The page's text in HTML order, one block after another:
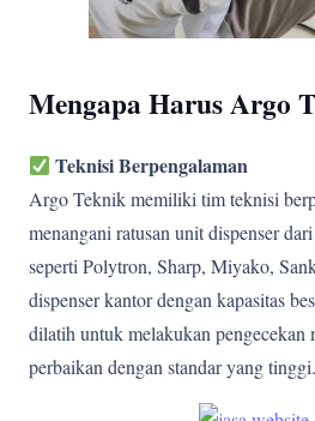
Mengapa Harus Argo
Teknisi Berpengalaman
Argo Teknik memiliki tim teknisi
menangani ratusan unit dispenser
seperti Polytron, Sharp, Miyako,
dispenser kantor dengan kapasitas
dilatih untuk melakukan pengecekan
perbaikan dengan standar yang tinggi.